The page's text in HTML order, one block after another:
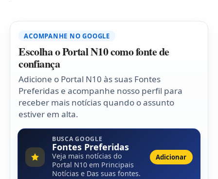
ACOMPANHE NO GOOGLE
Escolha o Portal N10 como fonte de
confiança
Adicione o Portal N10 às suas Fontes
Preferidas e acompanhe nosso perfil para
receber mais notícias quando o assunto
estiver em alta.
BUSCA GOOGLE
Fontes Preferidas
Veja mais notícias do
Portal N10 em Principais
Notícias e Das suas fontes.
Adicionar